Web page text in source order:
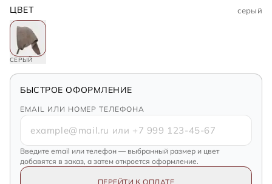
ЦВЕТ серый
СЕРЫЙ
БЫСТРОЕ ОФОРМЛЕНИЕ
EMAIL ИЛИ НОМЕР ТЕЛЕФОНА
Введите email или телефон — выбранный размер и цвет
добавятся в заказ, а затем откроется оформление.
ПЕРЕЙТИ К ОПЛАТЕ